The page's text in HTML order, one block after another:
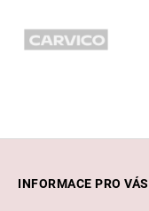
INFORMACE PRO VÁS